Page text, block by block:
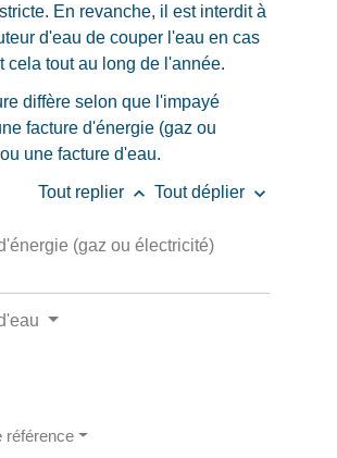
En revanche, il est interdit à
d'eau de couper l'eau en cas
cela tout au long de l'année.
diffère selon que l'impayé
facture d'énergie (gaz ou
une facture d'eau.
Tout replier keyboard_arrow_up Tout déplier keyboard_arrow_down
(gaz ou électricité)
référence